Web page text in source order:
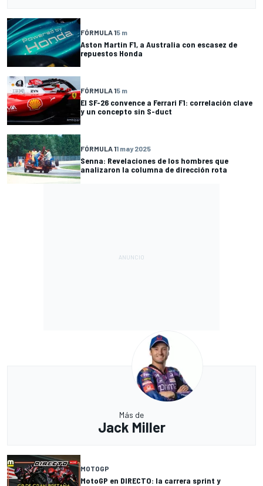
FÓRMULA 15 m
Aston Martin F1, a Australia con escasez de
repuestos Honda
FÓRMULA 15 m
El SF-26 convence a Ferrari F1: correlación clave
y un concepto sin S-duct
FÓRMULA 11 may 2025
Senna: Revelaciones de los hombres que
analizaron la columna de dirección rota
Más de
Jack Miller
MOTOGP
MotoGP en DIRECTO: la carrera sprint y